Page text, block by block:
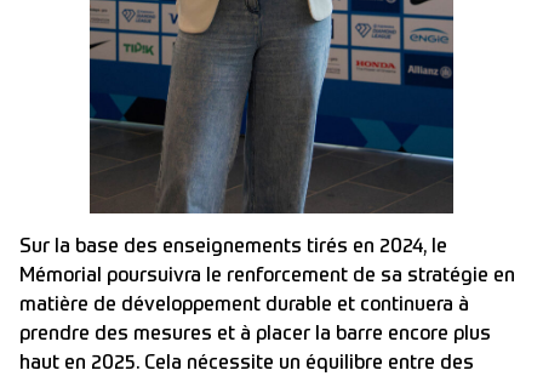
Sur la base des enseignements tirés en 2024, le
Mémorial poursuivra le renforcement de sa stratégie en
matière de développement durable et continuera à
prendre des mesures et à placer la barre encore plus
haut en 2025. Cela nécessite un équilibre entre des